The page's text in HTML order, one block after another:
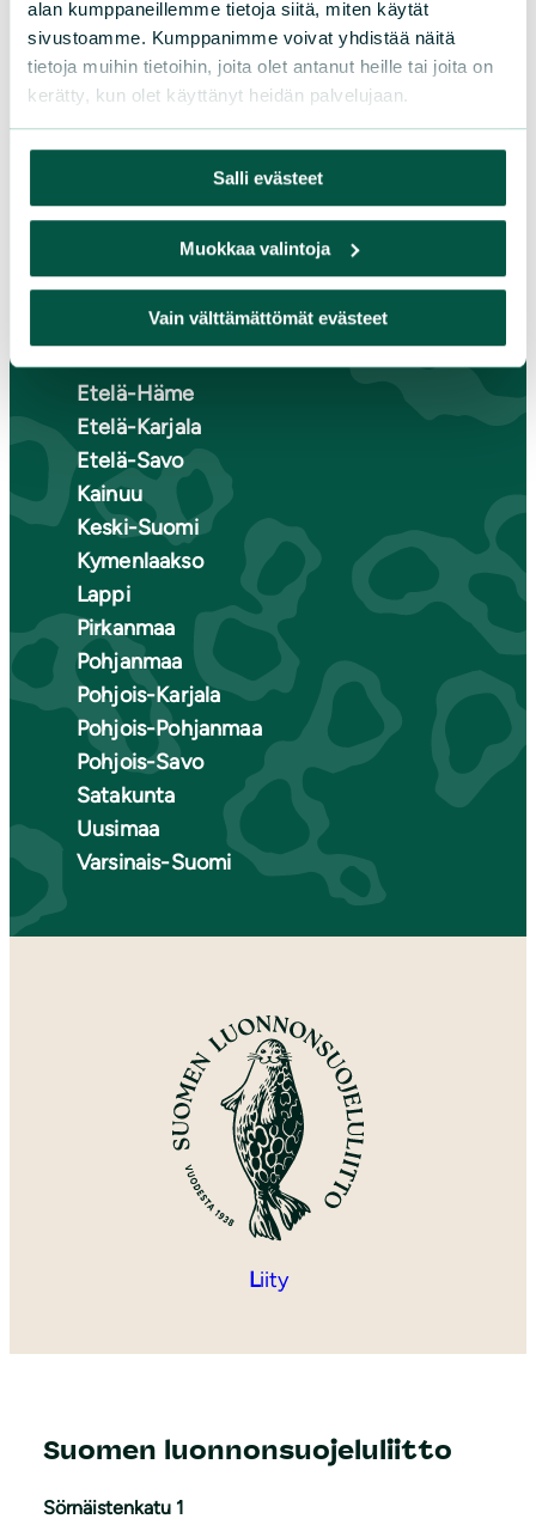
alan kumppaneillemme tietoja siitä, miten käytät
sivustoamme. Kumppanimme voivat yhdistää näitä
tietoja muihin tietoihin, joita olet antanut heille tai joita on
kerätty, kun olet käyttänyt heidän palvelujaan.
Salli evästeet
Muokkaa valintoja
Vain välttämättömät evästeet
Tule vapaaehtoiseksi
Liity jäseneksi
Piirit ja yhdistykset
Suomen luonnonsuojeluliiton
Etelä-Häme
Etelä-Karjala
Etelä-Savo
Kainuu
Keski-Suomi
Kymenlaakso
Lappi
Pirkanmaa
Pohjanmaa
Pohjois-Karjala
Pohjois-Pohjanmaa
Pohjois-Savo
Satakunta
Uusimaa
Varsinais-Suomi
Liity
Suomen luonnonsuojeluliitto
Sörnäistenkatu 1